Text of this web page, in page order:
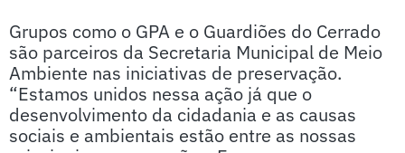
Grupos como o GPA e o Guardiões do Cerrado
são parceiros da Secretaria Municipal de Meio
Ambiente nas iniciativas de preservação.
“Estamos unidos nessa ação já que o
desenvolvimento da cidadania e as causas
sociais e ambientais estão entre as nossas